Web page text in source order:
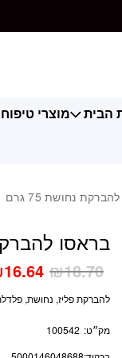
הבית מוצרי טיפוח
נחושת 75 גרם
בראסו להברקת
₪18.70
16.64
להברקת פליז, נחושת,
מק״ט: 100542